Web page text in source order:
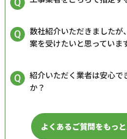
数社紹介いただきましたが
案を受けたいと思っていま
紹介いただく業者は安心で
か？
よくあるご質問をもっ